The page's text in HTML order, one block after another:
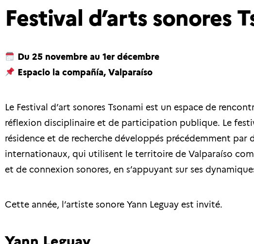
Festival d’arts sonores
Du 25 novembre au 1er décembre
Espacio la compañía, Valparaíso
Le Festival d’art sonores Tsonami est un espace de
réflexion disciplinaire et de participation publique. Le
résidence et de recherche développés précédemment par
internationaux, qui utilisent le territoire de Valparaíso
et de connexion sonores, en s’appuyant sur ses
Cette année, l’artiste sonore Yann Leguay est invité.
Yann Leguay